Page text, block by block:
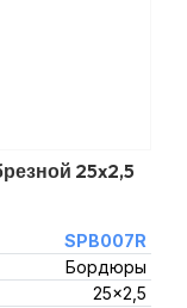
25x2,5
SPB007R
Бордюры
25x2,5